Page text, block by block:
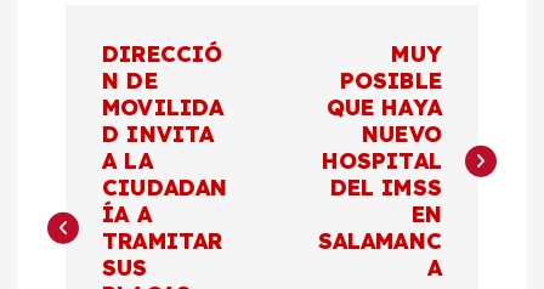
e
DIRECCIÓ
N DE
MOVILIDA
D INVITA
A LA
CIUDADAN
ÍA A
TRAMITAR
SUS
MUY
POSIBLE
QUE HAYA
NUEVO
HOSPITAL
DEL IMSS
EN
SALAMANC
A